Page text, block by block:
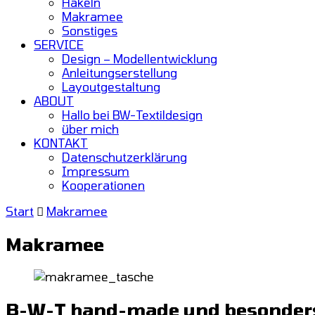
Makramee
Sonstiges
SERVICE
Design – Modellentwicklung
Anleitungserstellung
Layoutgestaltung
ABOUT
Hallo bei BW-Textildesign
über mich
KONTAKT
Datenschutzerklärung
Impressum
Kooperationen
Start
Makramee
Makramee
B-W-T hand-made und